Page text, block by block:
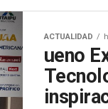
ACTUALIDAD
ueno